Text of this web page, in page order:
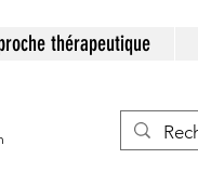
thérapeutique